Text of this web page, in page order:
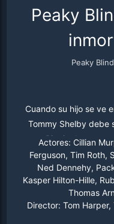
Peaky
Peaky
Cuando su hijo se ve
Tommy Shelby debe
Birmingham
Actores: Cillian
Ferguson, Tim Roth,
Ned Dennehy,
Kasper Hilton-Hille,
Thomas
Director: Tom